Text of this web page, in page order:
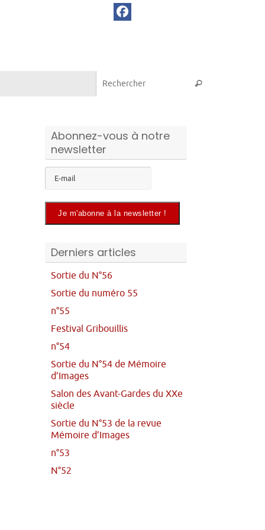
Rechercher
Abonnez-vous à notre
newsletter
Derniers articles
Sortie du N°56
Sortie du numéro 55
n°55
Festival Gribouillis
n°54
Sortie du N°54 de Mémoire
d’Images
Salon des Avant-Gardes du XXe
siècle
Sortie du N°53 de la revue
Mémoire d’Images
n°53
N°52